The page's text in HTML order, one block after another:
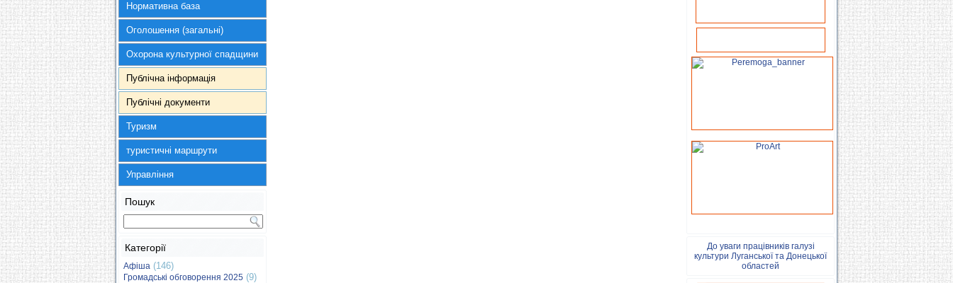
Нормативна база
Оголошення (загальні)
Охорона культурної спадщини
Публічна інформація
Публічні документи
Туризм
туристичні маршрути
Управління
Пошук
Категорії
Афіша (146)
Громадські обговорення 2025 (9)
До уваги працівників галузі
культури Луганської та Донецької
областей